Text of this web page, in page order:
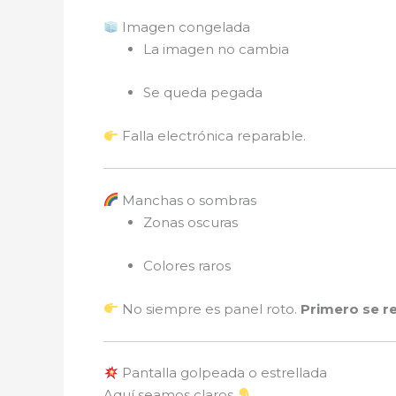
Imagen congelada
La imagen no cambia
Se queda pegada
Falla electrónica reparable.
Manchas o sombras
Zonas oscuras
Colores raros
No siempre es panel roto. Primero se
Pantalla golpeada o estrellada